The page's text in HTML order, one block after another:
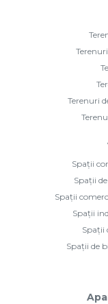
Terenuri
Spații
Spații
Spații
Spații
Spații
Spații de